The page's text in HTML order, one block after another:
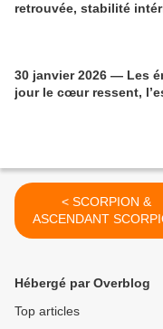
retrouvée, stabilité
30 janvier 2026 — Les
jour le cœur ressent,
< SCORPION &
ASCENDANT
GUIDANCE
Hébergé par Overblog
Top articles